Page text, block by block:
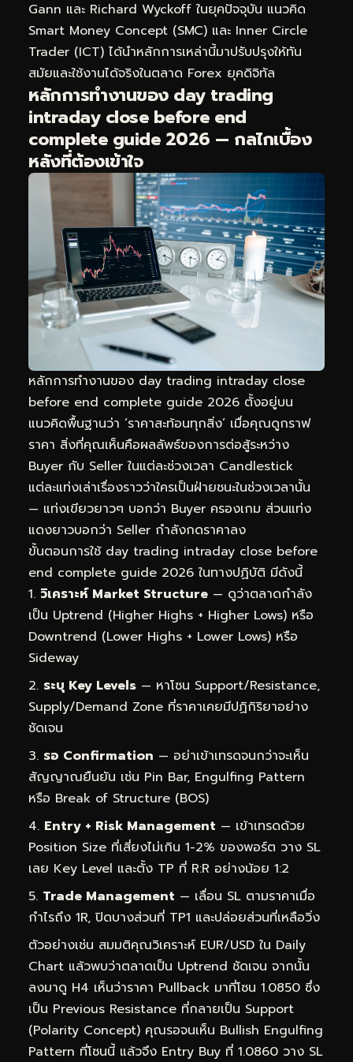
Gann และ Richard Wyckoff ในยุคปัจจุบัน แนวคิด
Smart Money Concept (SMC) และ Inner Circle
Trader (ICT) ได้นำหลักการเหล่านี้มาปรับปรุงให้ทัน
สมัยและใช้งานได้จริงในตลาด Forex ยุคดิจิทัล
หลักการทำงานของ day trading
intraday close before end
complete guide 2026 — กลไกเบื้อง
หลังที่ต้องเข้าใจ
หลักการทำงานของ day trading intraday close
before end complete guide 2026 ตั้งอยู่บน
แนวคิดพื้นฐานว่า ‘ราคาสะท้อนทุกสิ่ง’ เมื่อคุณดูกราฟ
ราคา สิ่งที่คุณเห็นคือผลลัพธ์ของการต่อสู้ระหว่าง
Buyer กับ Seller ในแต่ละช่วงเวลา Candlestick
แต่ละแท่งเล่าเรื่องราวว่าใครเป็นฝ่ายชนะในช่วงเวลานั้น
— แท่งเขียวยาวๆ บอกว่า Buyer ครองเกม ส่วนแท่ง
แดงยาวบอกว่า Seller กำลังกดราคาลง
ขั้นตอนการใช้ day trading intraday close before
end complete guide 2026 ในทางปฏิบัติ มีดังนี้
วิเคราะห์ Market Structure — ดูว่าตลาดกำลัง
เป็น Uptrend (Higher Highs + Higher Lows) หรือ
Downtrend (Lower Highs + Lower Lows) หรือ
Sideway
ระบุ Key Levels — หาโซน Support/Resistance,
Supply/Demand Zone ที่ราคาเคยมีปฏิกิริยาอย่าง
ชัดเจน
รอ Confirmation — อย่าเข้าเทรดจนกว่าจะเห็น
สัญญาณยืนยัน เช่น Pin Bar, Engulfing Pattern
หรือ Break of Structure (BOS)
Entry + Risk Management — เข้าเทรดด้วย
Position Size ที่เสี่ยงไม่เกิน 1-2% ของพอร์ต วาง SL
เลย Key Level และตั้ง TP ที่ R:R อย่างน้อย 1:2
Trade Management — เลื่อน SL ตามราคาเมื่อ
กำไรถึง 1R, ปิดบางส่วนที่ TP1 และปล่อยส่วนที่เหลือวิ่ง
ตัวอย่างเช่น สมมติคุณวิเคราะห์ EUR/USD ใน Daily
Chart แล้วพบว่าตลาดเป็น Uptrend ชัดเจน จากนั้น
ลงมาดู H4 เห็นว่าราคา Pullback มาที่โซน 1.0850 ซึ่ง
เป็น Previous Resistance ที่กลายเป็น Support
(Polarity Concept) คุณรอจนเห็น Bullish Engulfing
Pattern ที่โซนนี้ แล้วจึง Entry Buy ที่ 1.0860 วาง SL